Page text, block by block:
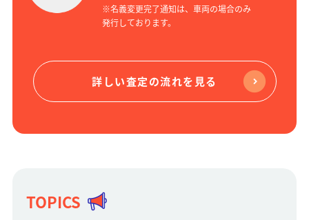
※名義変更完了通知は、車両の場合のみ
発行しております。
詳しい査定の流れを見る
TOPICS